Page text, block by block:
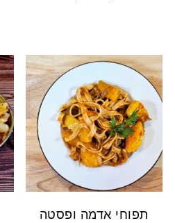
תפוחי אדמה ופסטה